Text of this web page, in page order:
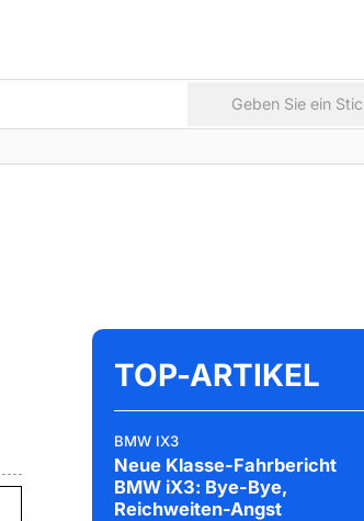
TOP-ARTIKEL
BMW IX3
Neue Klasse-Fahrbericht
BMW iX3: Bye-Bye,
Reichweiten-Angst